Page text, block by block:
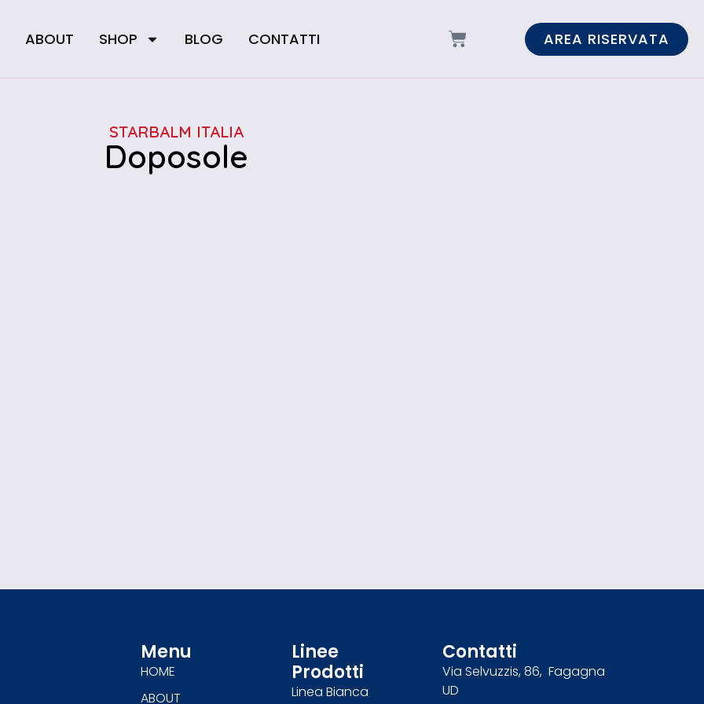
ABOUT SHOP BLOG CONTATTI AREA RISERVATA
STARBALM ITALIA
Doposole
Menu
HOME
ABOUT
Linee
Prodotti
Linea Bianca
Contatti
Via Selvuzzis, 86, Fagagna
UD